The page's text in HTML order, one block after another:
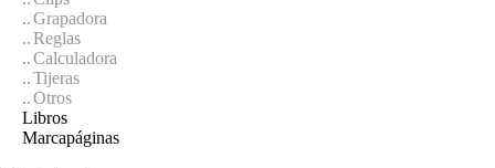
Grapadora
Reglas
Calculadora
Tijeras
Otros
Libros
Marcapáginas